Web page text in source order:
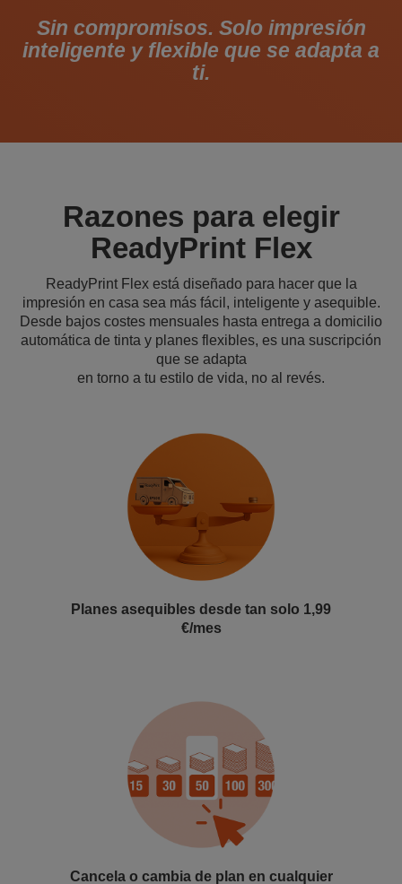
Sin compromisos. Solo impresión
inteligente y flexible que se adapta a
ti.
Razones para elegir
ReadyPrint Flex
ReadyPrint Flex está diseñado para hacer que la
impresión en casa sea más fácil, inteligente y asequible.
Desde bajos costes mensuales hasta entrega a domicilio
automática de tinta y planes flexibles, es una suscripción
que se adapta
en torno a tu estilo de vida, no al revés.
Planes asequibles desde tan solo 1,99
€/mes
Cancela o cambia de plan en cualquier